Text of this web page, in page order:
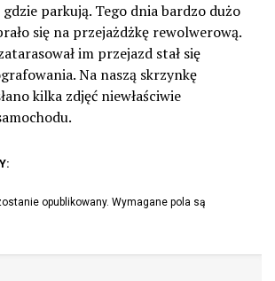
parkują. Tego dnia bardzo dużo
się na przejażdżkę rewolwerową.
im przejazd stał się
Na naszą skrzynkę
kilka zdjęć niewłaściwie
opublikowany. Wymagane pola są